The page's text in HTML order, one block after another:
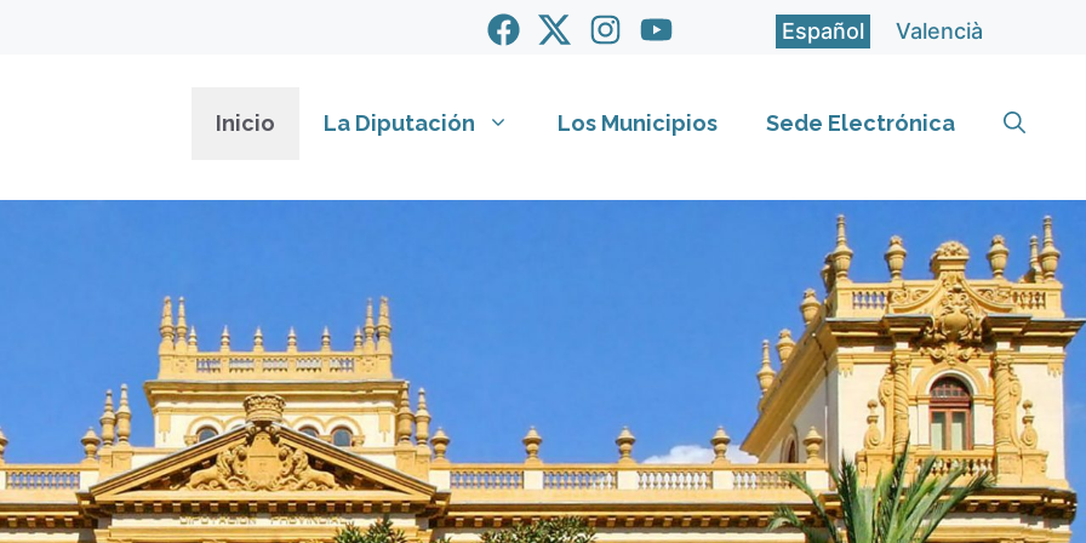
Español Valencià
Inicio La Diputación Los Municipios Sede Electrónica